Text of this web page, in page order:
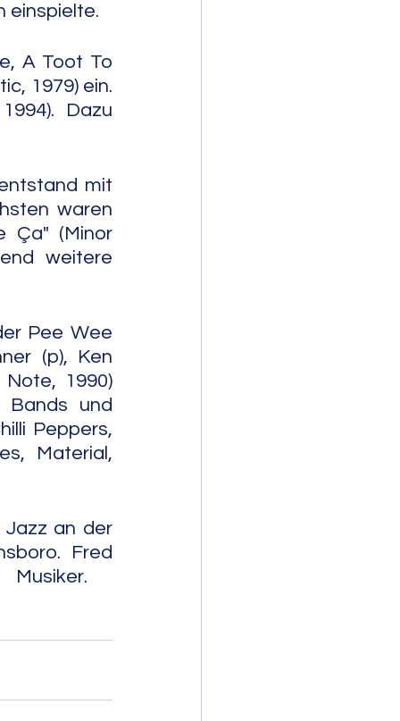
einspielte.
A Toot To
1979) ein.
Dazu
mit
waren
Ça" (Minor
weitere
Pee Wee
(p), Ken
1990)
Bands und
Peppers,
Material,
Jazz an der
Fred
Musiker.